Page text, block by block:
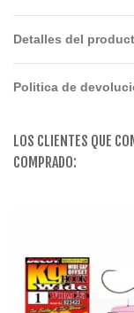
Detalles del
Politica de
LOS CLIENTES QUE
COMPRADO: